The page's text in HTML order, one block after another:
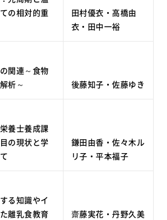
の相対的重
田村優衣・高橋由
衣・田中一裕
関連～食物
析～
後藤知子・佐藤ゆき
養士養成課
の現状と学
鎌田由香・佐々木ル
リ子・平本福子
る知識やイ
離乳食教育
齋藤実花・丹野久美